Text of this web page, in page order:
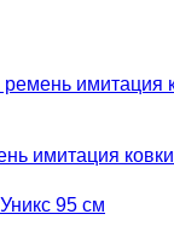
имитация